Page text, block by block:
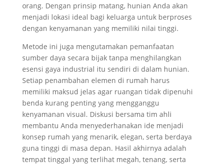
orang. Dengan prinsip matang, hunian Anda akan
menjadi lokasi ideal bagi keluarga untuk berproses
dengan kenyamanan yang memiliki nilai tinggi.
Metode ini juga mengutamakan pemanfaatan
sumber daya secara bijak tanpa menghilangkan
esensi gaya industrial itu sendiri di dalam hunian.
Setiap penambahan elemen di rumah harus
memiliki maksud jelas agar ruangan tidak dipenuhi
benda kurang penting yang mengganggu
kenyamanan visual. Diskusi bersama tim ahli
membantu Anda menyederhanakan ide menjadi
konsep rumah yang menarik, elegan, serta berdaya
guna tinggi di masa depan. Hasil akhirnya adalah
tempat tinggal yang terlihat megah, tenang, serta